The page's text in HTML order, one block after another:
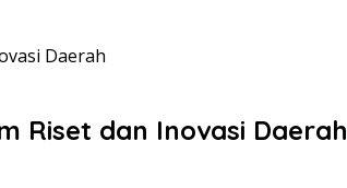
Daerah
Riset dan Inovasi Daerah